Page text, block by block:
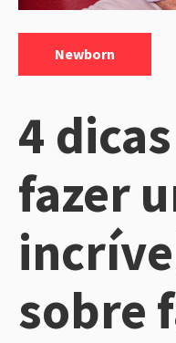
Newborn
4
fazer
sobre